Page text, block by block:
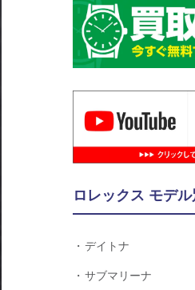
ロレックス モデ
デイトナ
サブマリーナ